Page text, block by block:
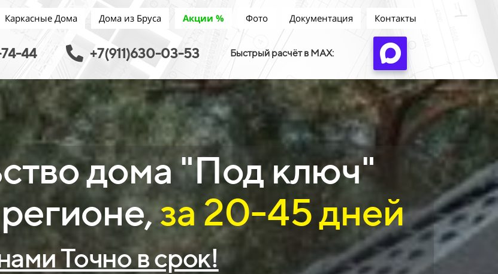
Каркасные Дома Дома из Бруса Акции % Фото Документация Контакты
44 +7(911)630-03-53 Быстрый расчёт в MAX:
дома "Под ключ"
за 20-45 дней
Точно в срок!